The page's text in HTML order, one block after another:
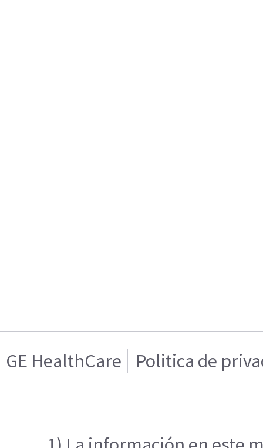
GE HealthCare Politica de